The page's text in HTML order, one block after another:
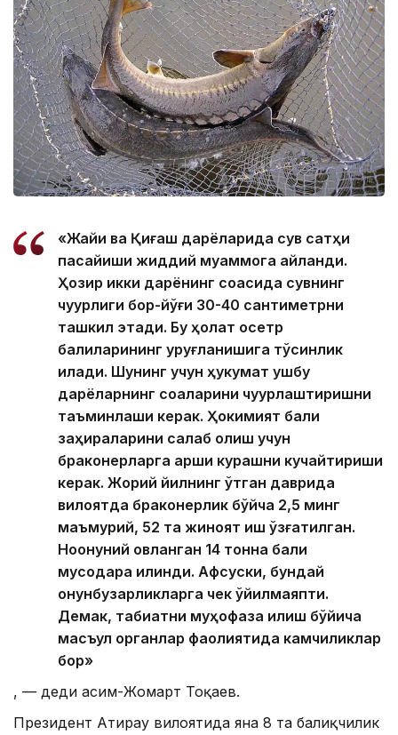
«Жайиқ ва Қиғаш дарёларида сув сатҳи
пасайиши жиддий муаммога айланди.
Ҳозир икки дарёнинг соқасида сувнинг
чуқурлиги бор-йўғи 30-40 сантиметрни
ташкил этади. Бу ҳолат осетр
балиқларининг уруғланишига тўсқинлик
қилади. Шунинг учун ҳукумат ушбу
дарёларнинг соқаларини чуқурлаштиришни
таъминлаши керак. Ҳокимият балиқ
заҳираларини сақлаб қолиш учун
браконерларга қарши курашни кучайтириши
керак. Жорий йилнинг ўтган даврида
вилоятда браконерлик бўйча 2,5 минг
маъмурий, 52 та жиноят иш қўзғатилган.
Ноқонуний овланган 14 тонна балиқ
мусодара қилинди. Афсуски, бундай
қонунбузарликларга чек қўйилмаяпти.
Демак, табиатни муҳофаза қилиш бўйича
масъул органлар фаолиятида камчиликлар
бор»
, — деди Қасим-Жомарт Тоқаев.
Президент Атирау вилоятида яна 8 та балиқчилик